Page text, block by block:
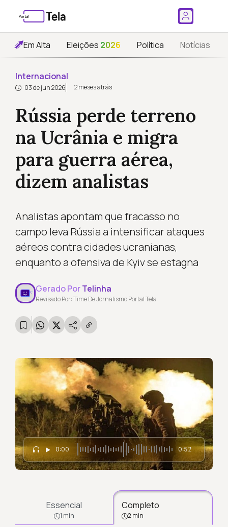
Em Alta Eleições 2026 Política Notícias
Internacional
03 de jun 2026 2 meses atrás
Rússia perde terreno
na Ucrânia e migra
para guerra aérea,
dizem analistas
Analistas apontam que fracasso no
campo leva Rússia a intensificar ataques
aéreos contra cidades ucranianas,
enquanto a ofensiva de Kyiv se estagna
Gerado PorTelinha
Revisado Por: Time De Jornalismo Portal Tela
0:00 0:52
Essencial
1 min
Completo
2 min